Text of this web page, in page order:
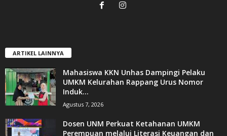
ARTIKEL LAINNYA
Mahasiswa KKN Unhas Dampingi Pelaku
UMKM Kelurahan Rappang Urus Nomor
Induk...
Agustus 7, 2026
Dosen UNM Perkuat Ketahanan UMKM
Perempuan melalui Literasi Keuangan dan